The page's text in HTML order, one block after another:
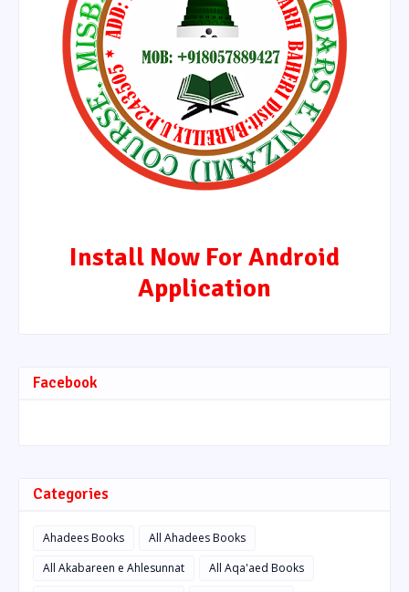
Install Now For Android
Application
Facebook
Categories
Ahadees Books
All Ahadees Books
All Akabareen e Ahlesunnat
All Aqa'aed Books